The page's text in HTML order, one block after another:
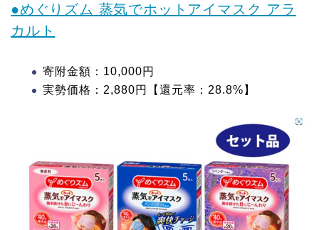
●めぐりズム 蒸気でホットアイマスク アラ
カルト
寄附金額：10,000円
実勢価格：2,880円【還元率：28.8%】